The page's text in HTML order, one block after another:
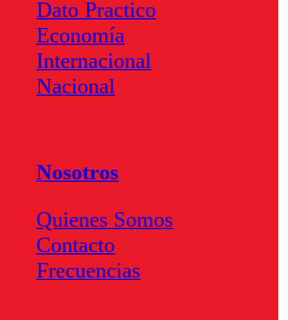
Dato Practico
Economía
Internacional
Nacional
Nosotros
Quienes Somos
Contacto
Frecuencias